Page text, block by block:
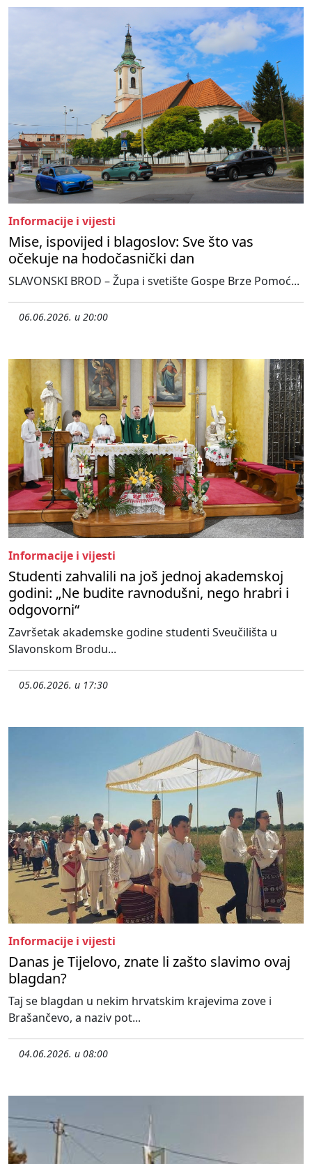
Informacije i vijesti
Mise, ispovijed i blagoslov: Sve što vas
očekuje na hodočasnički dan
SLAVONSKI BROD – Župa i svetište Gospe Brze Pomoć...
06.06.2026. u 20:00
Informacije i vijesti
Studenti zahvalili na još jednoj akademskoj
godini: „Ne budite ravnodušni, nego hrabri i
odgovorni“
Završetak akademske godine studenti Sveučilišta u
Slavonskom Brodu...
05.06.2026. u 17:30
Informacije i vijesti
Danas je Tijelovo, znate li zašto slavimo ovaj
blagdan?
Taj se blagdan u nekim hrvatskim krajevima zove i
Brašančevo, a naziv pot...
04.06.2026. u 08:00